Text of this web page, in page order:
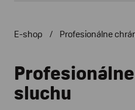
E-shop Profesionálne
sluchu